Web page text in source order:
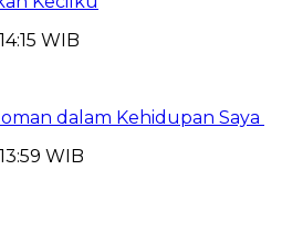
WIB
dalam Kehidupan Saya
WIB